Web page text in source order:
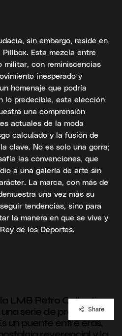
sin embargo, reside en
Esta mezcla entre
militar, con reminiscencias
inesperado y
homenaje que podría
lo predecible, esta elección
una comprensión
actuales de la moda
calculado y la fusión de
clave. No es solo una gorra;
las convenciones, que
a una galería de arte sin
La marca, con más de
una vez más su
tendencias, sino para
la manera en que se vive y
de los Deportes.
LMB Retro Collection
serie de prendas
un puente entre eras,
Share